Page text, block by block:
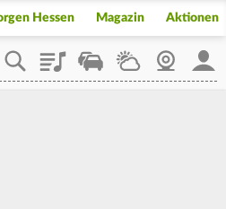
Hessen Magazin Aktionen
PlaylistStaupilotWetterWebcam